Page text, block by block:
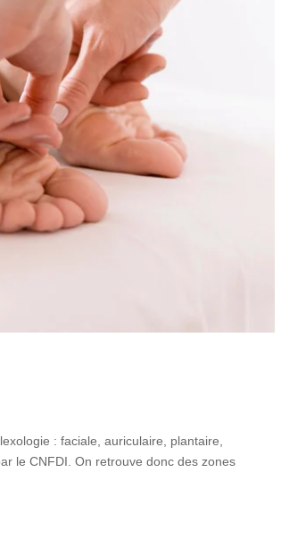
: faciale, auriculaire, plantaire,
le CNFDI. On retrouve donc des zones